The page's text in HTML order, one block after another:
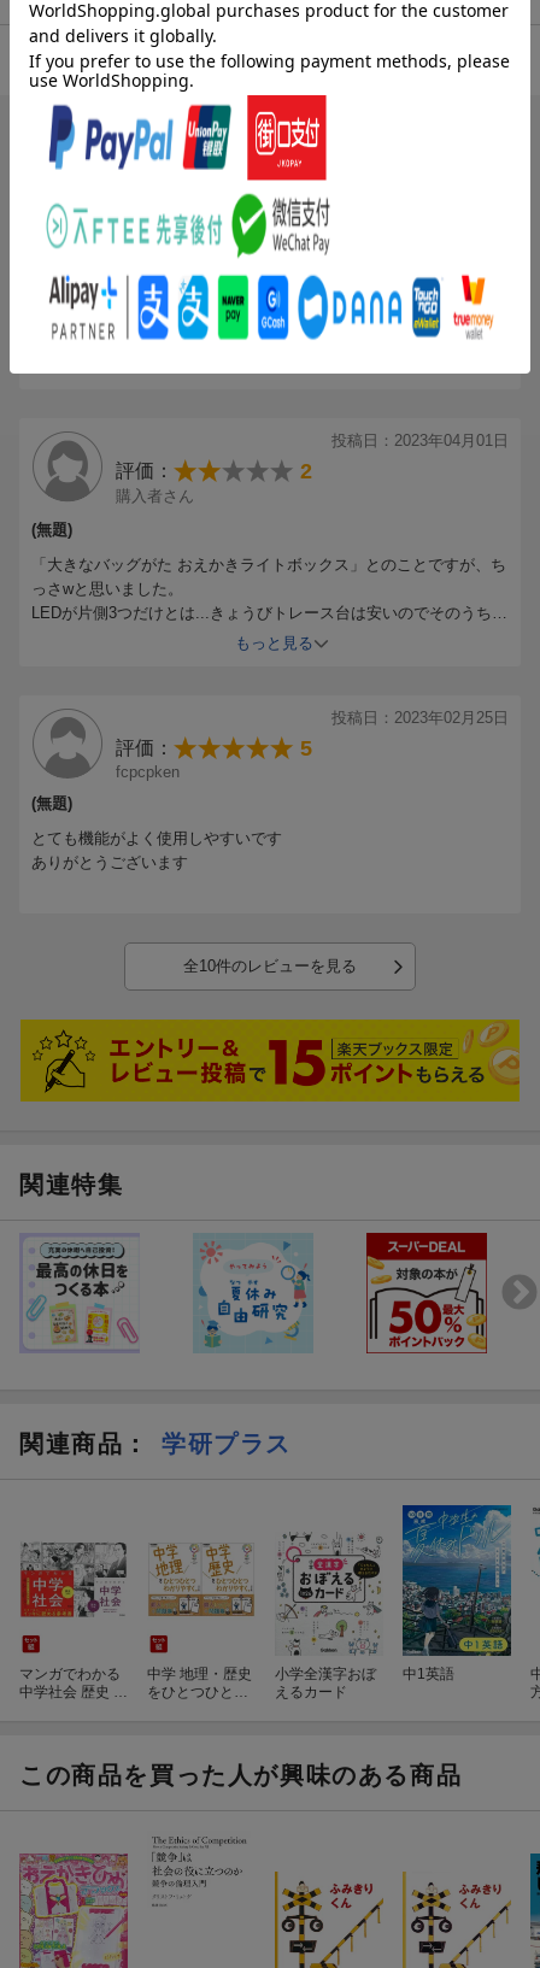
〇中ふたを開けると、小物入れになっています。本誌から切り取
った「ライトボックスようおえかきシート」や、筆記用具を入れ
ることができるので、お片付けもばっちり。閉じるとバッグがた
になっており、持ち運びにも便利です。
※「大きなバッグがた おえかきライトボックス」の電池は別売
りです。単3乾電池を3本ご用意ください。
＜ とじこみふろく2 ＞
☆ライトボックスよう おえかきシート☆
ライトボックスにセットして使うおえかきシートは、全86種類の
大ボリューム。いろいろなドレス姿のリカちゃんや、マイメロデ
ィ、リトルツインスターズ（キキララ）などのサンリオキャラ、
少女漫画風のおえかきも楽しめます。
また「おえかきひめ11月号」のアンケートで特にご要望の多かっ
た、「きれいなひらがな ／ カタカナれんしゅうちょう」もついて
います。お手本をライトボックスにセットして、浮かび上がった
☆本文紹介☆
〇すみっコぐらしといろえんぴつレッスン
〇サンリオキャラがおしえるよ！ もっとなかよくなれるまほう
のことば
〇かわいいおてがみをかこう
※内容は予告なく変更になる場合がございます。
総合評価： 3.80
ブックスのレビュー（10件）
評価： 4
ダヤポラ
(無題)
ライトが暗めで不均一だけど、バックがかわいいのと、右側部分に
描きかけの紙とか入れられるのがよかったです！なぞってあそんで
投稿日：2023年04月01日
評価： 2
購入者さん
(無題)
「大きなバッグがた おえかきライトボックス」とのことですが、ち
っさwと思いました。
LEDが片側3つだけとは...きょうびトレース台は安いのでそのうち買
5歳の娘には細くて小さい絵は「無理！」と半泣きでしたので簡単
な絵を選んだら描けました。
もっと見る
投稿日：2023年02月25日
評価： 5
fcpcpken
(無題)
とても機能がよく使用しやすいです
ありがとうございます
全10件のレビューを見る
関連特集
関連商品 ： 学研プラス
マンガでわかる
中学社会 歴史 上
中学 地理・歴史
をひとつひとつ
小学全漢字おぼ
えるカード
中1英語
この商品を買った人が興味のある商品